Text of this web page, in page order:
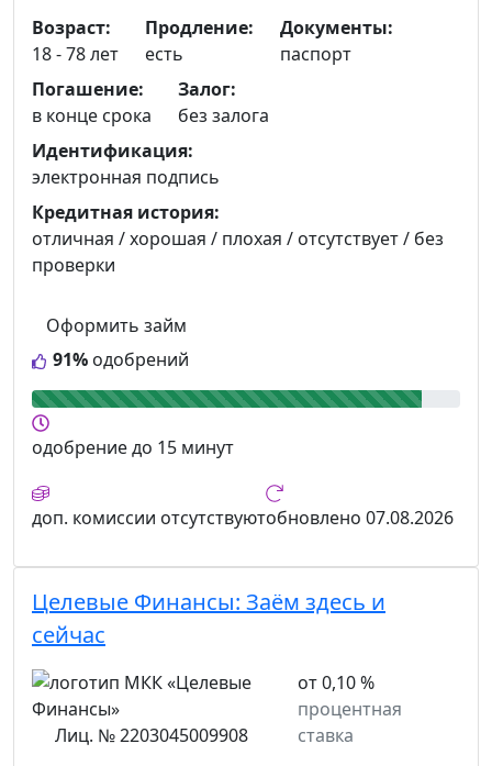
91% одобрений
Оформить займ
Возраст:
18 - 78 лет
Продление:
есть
Документы:
паспорт
Погашение:
в конце срока
Залог:
без залога
Идентификация:
электронная подпись
Кредитная история:
отличная / хорошая / плохая / отсутствует / без
проверки
одобрениедо 15 минут
доп. комиссии отсутствуютобновлено 07.08.2026
Целевые Финансы: Заём здесь и
сейчас
Лиц. № 2203045009908
от 0,10 %
процентная
ставка